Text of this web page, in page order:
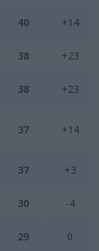
40 +14
38 +23
38 +23
37 +14
37 +3
30 -4
29 0